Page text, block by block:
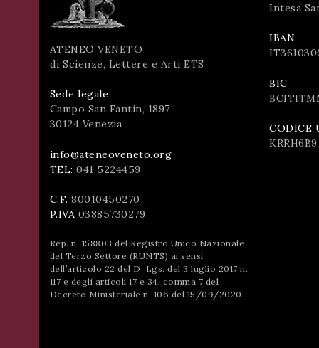
ATENEO VENETO
di Scienze, Lettere e Arti ETS
Sede legale
Campo San Fantin, 1897
30124 Venezia
info@ateneoveneto.org
TEL: 041 5224459
C.F. 80010450270
P.IVA 03885730279
Rep. n. 158803 del Registro Unico Nazionale
del Terzo Settore (RUNTS) ai sensi
dell’articolo 22 del D. Lgs. del 3 luglio 2017 n.
117 e degli articoli 17 e 34, comma 7 del
Decreto Ministeriale n. 106 del 15/09/2020
Intesa
IBAN
BIC
CODICE
KRRH6B9